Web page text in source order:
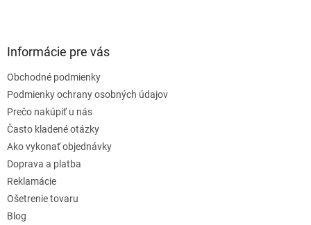
Informácie pre vás
Obchodné podmienky
Podmienky ochrany osobných údajov
Prečo nakúpiť u nás
Často kladené otázky
Ako vykonať objednávky
Doprava a platba
Reklamácie
Ošetrenie tovaru
Blog